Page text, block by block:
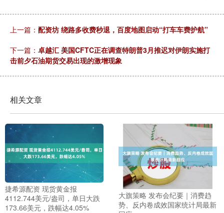
上一篇： 配资坊 绕路多收费秒退，百度地图启动“打车车费护航”
下一篇： 卓越汇 美国CFTC正在调查特朗普3月推迟对伊朗实施打
击前夕石油期货交易出现的激增现象
相关文章
捷希源配资 现货黄金报
4112.744美元/盎司，单日大跌
173.66美元，跌幅达4.05%
大旗策略 发布会纪要｜消费趋
势、反内卷成效国家统计局最新